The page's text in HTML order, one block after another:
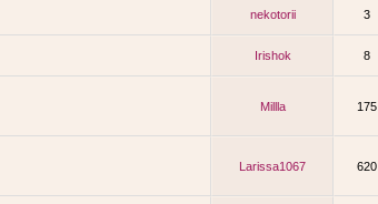
nekotorii 3
Irishok 8
Millla 175
Larissa1067 620